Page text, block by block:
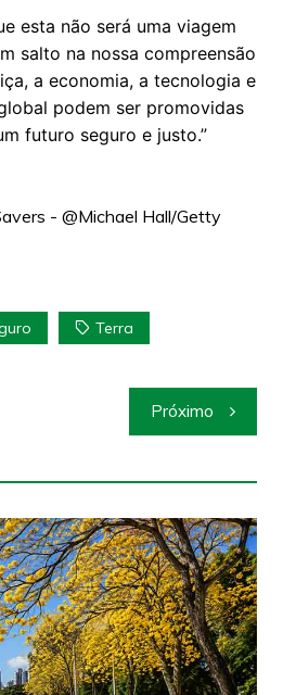
esta não será uma viagem
salto na nossa compreensão
a economia, a tecnologia e
podem ser promovidas
futuro seguro e justo.”
- @Michael Hall/Getty
Terra
Próximo